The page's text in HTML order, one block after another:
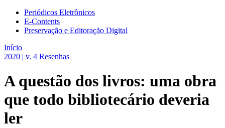
Periódicos Eletrônicos
E-Contents
Preservação e Editoração Digital
Início
2020 | v. 4 Resenhas
A questão dos livros: uma obra
que todo bibliotecário deveria
ler